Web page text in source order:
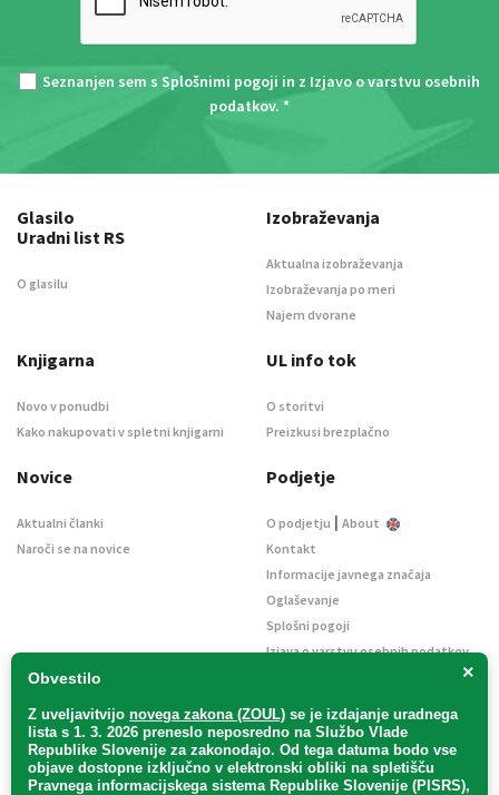
Seznanjen sem s Splošnimi pogoji in z Izjavo o varstvu osebnih
podatkov. *
×
Obvestilo
Z uveljavitvijo novega zakona (ZOUL) se je izdajanje uradnega
lista s 1. 3. 2026 preneslo neposredno na Službo Vlade
Republike Slovenije za zakonodajo. Od tega datuma bodo vse
objave dostopne izključno v elektronski obliki na spletišču
Pravnega informacijskega sistema Republike Slovenije (PISRS),
Glasilo
Uradni list RS
O glasilu
Izobraževanja
Aktualna izobraževanja
Izobraževanja po meri
Najem dvorane
Knjigarna
Novo v ponudbi
Kako nakupovati v spletni knjigarni
UL info tok
O storitvi
Preizkusi brezplačno
Novice
Aktualni članki
Naroči se na novice
Podjetje
O podjetju | About
Kontakt
Informacije javnega značaja
Oglaševanje
Splošni pogoji
Izjava o varstvu osebnih podatkov